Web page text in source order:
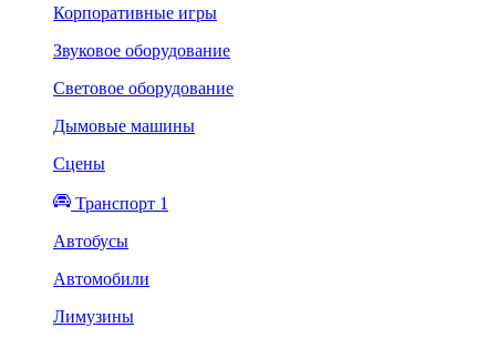
Корпоративные игры
Звуковое оборудование
Световое оборудование
Дымовые машины
Сцены
Транспорт 1
Автобусы
Автомобили
Лимузины